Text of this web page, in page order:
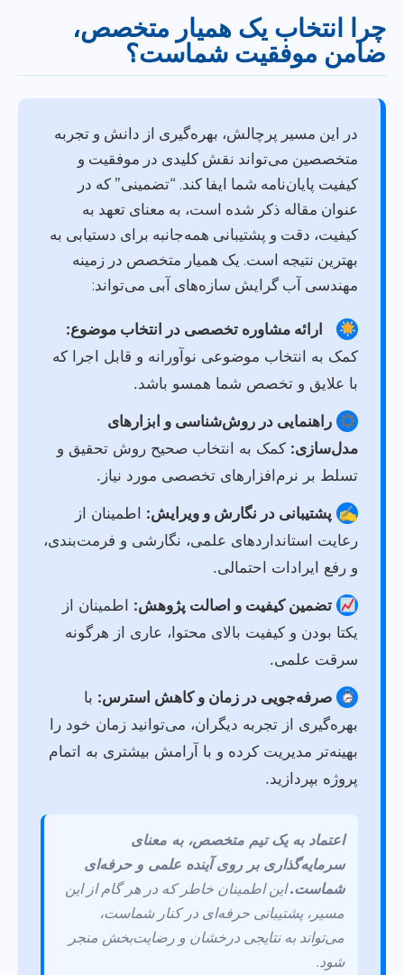
چرا انتخاب یک همیار متخصص،
ضامن موفقیت شماست؟
در این مسیر پرچالش، بهره‌گیری از دانش و تجربه
متخصصین می‌تواند نقش کلیدی در موفقیت و
کیفیت پایان‌نامه شما ایفا کند. “تضمینی” که در
عنوان مقاله ذکر شده است، به معنای تعهد به
کیفیت، دقت و پشتیبانی همه‌جانبه برای دستیابی به
بهترین نتیجه است. یک همیار متخصص در زمینه
مهندسی آب گرایش سازه‌های آبی می‌تواند:
ارائه مشاوره تخصصی در انتخاب موضوع:
کمک به انتخاب موضوعی نوآورانه و قابل اجرا که
با علایق و تخصص شما همسو باشد.
راهنمایی در روش‌شناسی و ابزارهای
مدل‌سازی: کمک به انتخاب صحیح روش تحقیق و
تسلط بر نرم‌افزارهای تخصصی مورد نیاز.
✍️ پشتیبانی در نگارش و ویرایش: اطمینان از
رعایت استانداردهای علمی، نگارشی و فرمت‌بندی،
و رفع ایرادات احتمالی.
تضمین کیفیت و اصالت پژوهش: اطمینان از
یکتا بودن و کیفیت بالای محتوا، عاری از هرگونه
سرقت علمی.
صرفه‌جویی در زمان و کاهش استرس: با
بهره‌گیری از تجربه دیگران، می‌توانید زمان خود را
بهینه‌تر مدیریت کرده و با آرامش بیشتری به اتمام
پروژه بپردازید.
اعتماد به یک تیم متخصص، به معنای
سرمایه‌گذاری بر روی آینده علمی و حرفه‌ای
شماست.این اطمینان خاطر که در هر گام از این
مسیر، پشتیبانی حرفه‌ای در کنار شماست،
می‌تواند به نتایجی درخشان و رضایت‌بخش منجر
شود.